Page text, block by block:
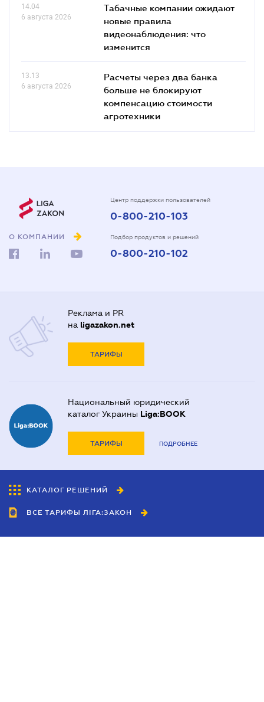
14.04
6 августа 2026
Табачные компании ожидают
новые правила
видеонаблюдения: что
изменится
13.13
6 августа 2026
Расчеты через два банка
больше не блокируют
компенсацию стоимости
агротехники
О КОМПАНИИ
Центр поддержки пользователей
0-800-210-103
Подбор продуктов и решений
0-800-210-102
Реклама и PR
на ligazakon.net
ТАРИФЫ
Национальный юридический
каталог Украины Liga:BOOK
ТАРИФЫ ПОДРОБНЕЕ
КАТАЛОГ РЕШЕНИЙ
ВСЕ ТАРИФЫ ЛІГА:ЗАКОН